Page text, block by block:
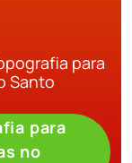
para
Santo
para
no